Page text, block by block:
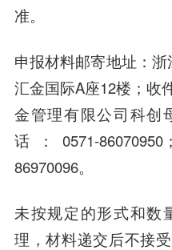
准。
申报材料邮寄地址：
汇金国际A座12楼；收
金管理有限公司科创
话：0571-
86970096。
未按规定的形式和数
理，材料递交后不接